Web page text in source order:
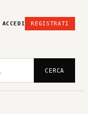
ACCEDI REGISTRATI
CERCA